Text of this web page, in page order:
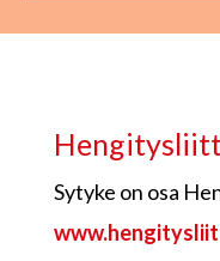
Sytyke on osa